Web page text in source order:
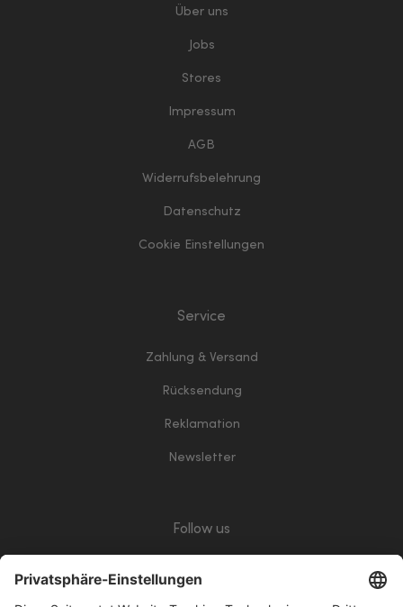
Über uns
Jobs
Stores
Impressum
AGB
Widerrufsbelehrung
Datenschutz
Cookie Einstellungen
Service
Zahlung & Versand
Rücksendung
Reklamation
Newsletter
Follow us